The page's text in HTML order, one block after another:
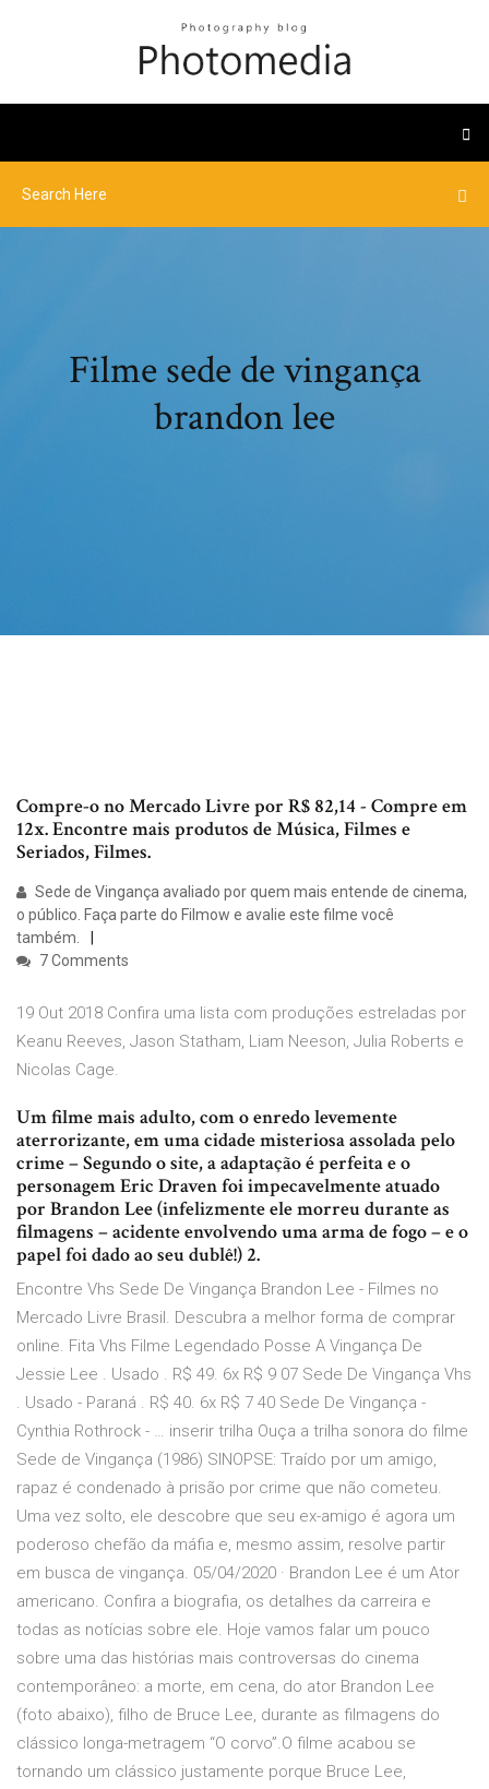
Filme sede de vingança
brandon lee
Compre-o no Mercado Livre por R$ 82,14 - Compre em
12x. Encontre mais produtos de Música, Filmes e
Seriados, Filmes.
Sede de Vingança avaliado por quem mais entende de cinema,
o público. Faça parte do Filmow e avalie este filme você
também.
7 Comments
19 Out 2018 Confira uma lista com produções estreladas por
Keanu Reeves, Jason Statham, Liam Neeson, Julia Roberts e
Nicolas Cage.
Um filme mais adulto, com o enredo levemente
aterrorizante, em uma cidade misteriosa assolada pelo
crime – Segundo o site, a adaptação é perfeita e o
personagem Eric Draven foi impecavelmente atuado
por Brandon Lee (infelizmente ele morreu durante as
filmagens – acidente envolvendo uma arma de fogo – e o
papel foi dado ao seu dublê!) 2.
Encontre Vhs Sede De Vingança Brandon Lee - Filmes no
Mercado Livre Brasil. Descubra a melhor forma de comprar
online. Fita Vhs Filme Legendado Posse A Vingança De
Jessie Lee . Usado . R$ 49. 6x R$ 9 07 Sede De Vingança Vhs
. Usado - Paraná . R$ 40. 6x R$ 7 40 Sede De Vingança -
Cynthia Rothrock - … inserir trilha Ouça a trilha sonora do filme
Sede de Vingança (1986) SINOPSE: Traído por um amigo,
rapaz é condenado à prisão por crime que não cometeu.
Uma vez solto, ele descobre que seu ex-amigo é agora um
poderoso chefão da máfia e, mesmo assim, resolve partir
em busca de vingança. 05/04/2020 · Brandon Lee é um Ator
americano. Confira a biografia, os detalhes da carreira e
todas as notícias sobre ele. Hoje vamos falar um pouco
sobre uma das histórias mais controversas do cinema
contemporâneo: a morte, em cena, do ator Brandon Lee
(foto abaixo), filho de Bruce Lee, durante as filmagens do
clássico longa-metragem “O corvo”.O filme acabou se
tornando um clássico justamente porque Bruce Lee,